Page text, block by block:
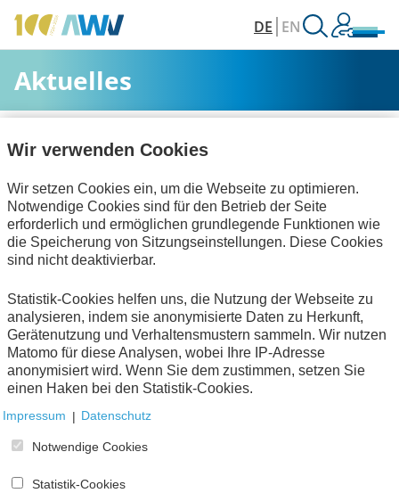
DE EN
Aktuelles
Alle Kategorien
Interviews
zum Verein
Keine Nachrichten verfügbar.
Wir verwenden Cookies
Wir setzen Cookies ein, um die Webseite zu optimieren.
Notwendige Cookies sind für den Betrieb der Seite
erforderlich und ermöglichen grundlegende Funktionen wie
die Speicherung von Sitzungseinstellungen. Diese Cookies
sind nicht deaktivierbar.
Statistik-Cookies helfen uns, die Nutzung der Webseite zu
analysieren, indem sie anonymisierte Daten zu Herkunft,
Gerätenutzung und Verhaltensmustern sammeln. Wir nutzen
Matomo für diese Analysen, wobei Ihre IP-Adresse
anonymisiert wird. Wenn Sie dem zustimmen, setzen Sie
einen Haken bei den Statistik-Cookies.
Impressum | Datenschutz
Notwendige Cookies
Statistik-Cookies